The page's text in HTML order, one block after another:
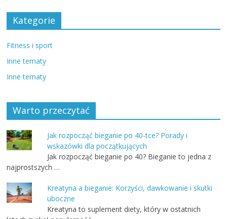
Kategorie
Fitness i sport
Inne tematy
Inne tematy
Warto przeczytać
Jak rozpocząć bieganie po 40-tce? Porady i
wskazówki dla początkujących
Jak rozpocząć bieganie po 40? Bieganie to jedna z
najprostszych …
Kreatyna a bieganie: Korzyści, dawkowanie i skutki
uboczne
Kreatyna to suplement diety, który w ostatnich